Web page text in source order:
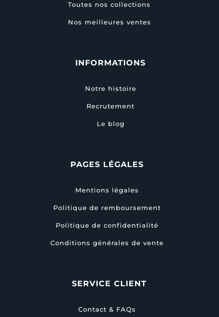
Toutes nos collections
Nos meilleures ventes
INFORMATIONS
Notre histoire
Recrutement
Le blog
PAGES LÉGALES
Mentions légales
Politique de remboursement
Politique de confidentialité
Conditions générales de vente
SERVICE CLIENT
Contact & FAQs